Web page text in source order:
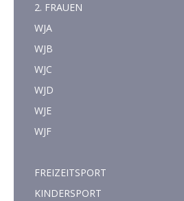
2. FRAUEN
WJA
WJB
WJC
WJD
WJE
WJF
FREIZEITSPORT
KINDERSPORT